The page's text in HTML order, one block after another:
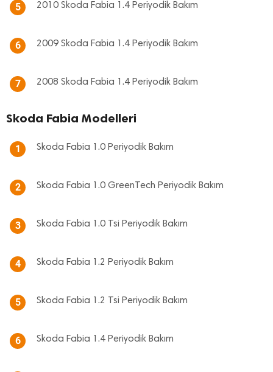
5 2010 Skoda Fabia 1.4 Periyodik Bakım
6 2009 Skoda Fabia 1.4 Periyodik Bakım
7 2008 Skoda Fabia 1.4 Periyodik Bakım
Skoda Fabia Modelleri
1 Skoda Fabia 1.0 Periyodik Bakım
2 Skoda Fabia 1.0 GreenTech Periyodik Bakım
3 Skoda Fabia 1.0 Tsi Periyodik Bakım
4 Skoda Fabia 1.2 Periyodik Bakım
5 Skoda Fabia 1.2 Tsi Periyodik Bakım
6 Skoda Fabia 1.4 Periyodik Bakım